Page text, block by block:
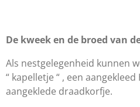
De kweek en de broed van
Als nestgelegenheid kunnen
“ kapelletje “ , een
aangeklede draadkorfje.